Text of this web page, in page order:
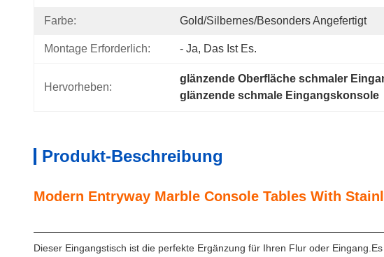
Farbe: Gold/silbernes/besonders Angefertigt
Montage Erforderlich: - Ja, Das Ist Es.
Hervorheben:
glänzende Oberfläche schmaler
glänzende schmale Eingangskonsole
Produkt-Beschreibung
Modern Entryway Marble
Product
Dieser Eingangstisch ist die perfekte Ergänzung für Ihren Flur oder